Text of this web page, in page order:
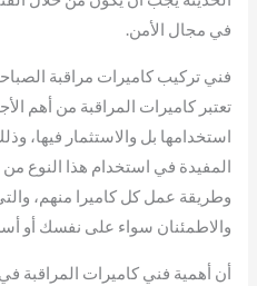
في مجال الأمن.
فني تركيب كاميرات مراقبة
تعتبر كاميرات المراقبة من أهم
استخدامها بل والاستثمار فيها،
المفيدة في استخدام هذا النوع
وطريقة عمل كل كاميرا منهم،
والاطمئنان سواء على نفسك أو
أن أهمية فني كاميرات المراقبة